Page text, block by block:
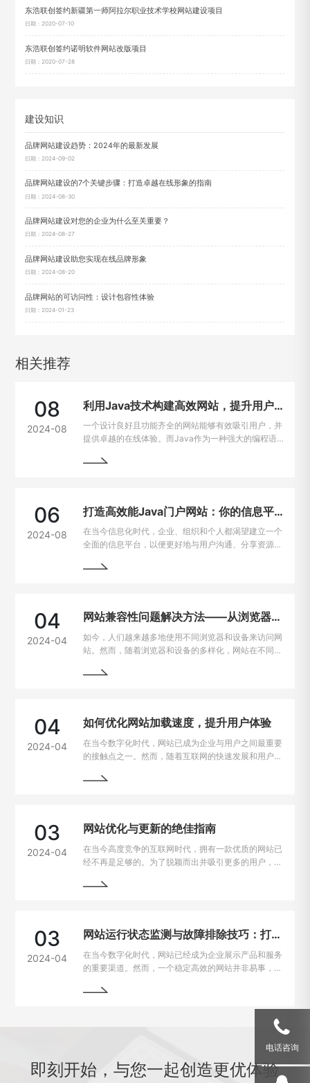
东浩联创签约新疆第一师阿拉尔职业技术学校网站建设项目
日期：2020-07-10
东浩联创签约诺明软件网站改版项目
日期：2020-07-28
建设知识
品牌网站建设趋势：2024年的最新发展
日期：2024-09-02
品牌网站建设的7个关键步骤：打造卓越在线形象的指南
日期：2024-08-30
品牌网站建设对您的企业为什么至关重要？
日期：2024-08-27
品牌网站建设助您实现在线品牌形象
日期：2024-08-20
品牌网站的可访问性：设计包容性体验
日期：2024-01-23
相关推荐
08
2024-08
利用Java技术构建高效网站，提升用户在线体验
一个设计良好且功能齐全的网站能够有效吸引用户，并
提供卓越的在线体验。而Java作为一种强大的编程语
的热门选择。
06
2024-08
打造高效能Java门户网站：你的信息平台解决方案
在当今信息化时代，企业、组织和个人都渴望建立一个
全面的信息平台，以便更好地与用户沟通、分享资源和
为构建门户网站的首选技术之一。
04
2024-04
网站兼容性问题解决方法——从浏览器到设备的完美适配
如今，人们越来越多地使用不同浏览器和设备来访问网
站。然而，随着浏览器和设备的多样化，网站在不同平
在电脑、手机、平板上都能有良好的使用体验，我们需
04
2024-04
如何优化网站加载速度，提升用户体验
在当今数字化时代，网站已成为企业与用户之间最重要
的接触点之一。然而，随着互联网的快速发展和用户需
重要因素。一般来说，如果一个网站的加载速度过慢，
验，成为了每个网站主的重要课题。
03
2024-04
网站优化与更新的绝佳指南
在当今高度竞争的互联网时代，拥有一款优质的网站已
经不再是足够的。为了脱颖而出并吸引更多的用户，持
如何进行网站的持续优化与更新，以帮助您实现网站的
03
2024-04
网站运行状态监测与故障排除技巧：打造稳定高效的在线平台
在当今数字化时代，网站已经成为企业展示产品和服务
的重要渠道。然而，一个稳定高效的网站并非易事，因
绍一些运行状态监测与故障排除的技巧，帮助网站管理
即刻开始，与您一起创造更优体验
电话咨询